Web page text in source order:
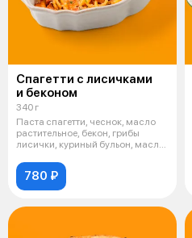
Спагетти с лисичками
и беконом
340 г
Паста спагетти, чеснок, масло
растительное, бекон, грибы
лисички, куриный бульон, масло
780 ₽